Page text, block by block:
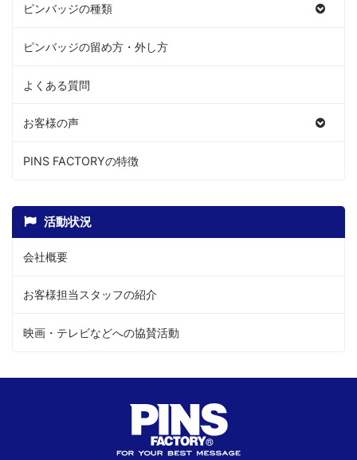
ピンバッジの種類
ピンバッジの留め方・外し方
よくある質問
お客様の声
PINS FACTORYの特徴
活動状況
会社概要
お客様担当スタッフの紹介
映画・テレビなどへの協賛活動